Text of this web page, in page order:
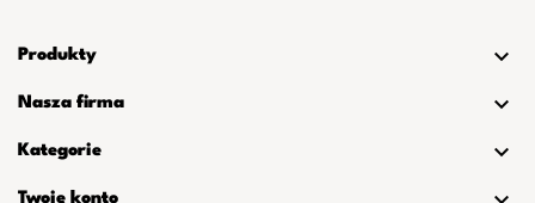
Produkty 
Nasza firma 
Kategorie 
Twoje konto